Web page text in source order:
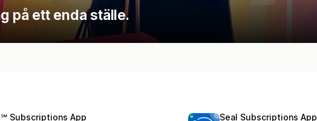
på ett enda ställe.
Subscriptions App Seal Subscriptions App